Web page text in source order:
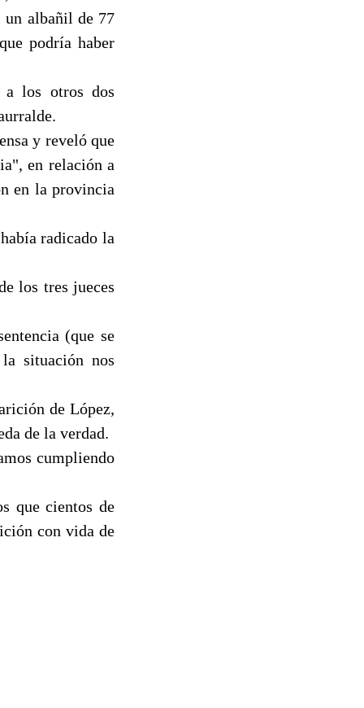
un albañil de 77
podría haber
a los otros dos
y reveló que
en relación a
en la provincia
radicado la
los tres jueces
(que se
situación nos
de López,
de la verdad.
cumpliendo
que cientos de
con vida de